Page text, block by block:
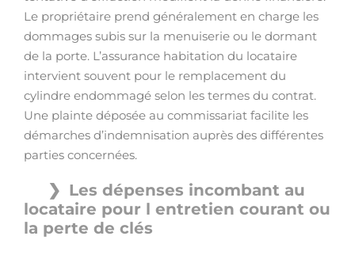
Le propriétaire prend généralement en charge les
dommages subis sur la menuiserie ou le dormant
de la porte. L’assurance habitation du locataire
intervient souvent pour le remplacement du
cylindre endommagé selon les termes du contrat.
Une plainte déposée au commissariat facilite les
démarches d’indemnisation auprès des différentes
parties concernées.
Les dépenses incombant au
locataire pour l entretien courant ou
la perte de clés